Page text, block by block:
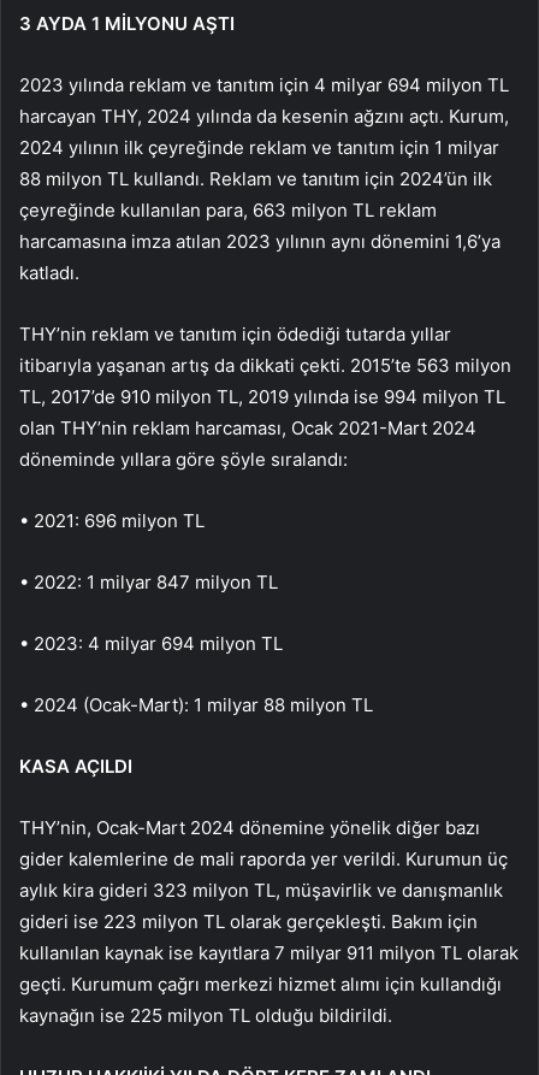
3 AYDA 1 MİLYONU AŞTI
2023 yılında reklam ve tanıtım için 4 milyar 694 milyon TL
harcayan THY, 2024 yılında da kesenin ağzını açtı. Kurum,
2024 yılının ilk çeyreğinde reklam ve tanıtım için 1 milyar
88 milyon TL kullandı. Reklam ve tanıtım için 2024’ün ilk
çeyreğinde kullanılan para, 663 milyon TL reklam
harcamasına imza atılan 2023 yılının aynı dönemini 1,6’ya
katladı.
THY’nin reklam ve tanıtım için ödediği tutarda yıllar
itibarıyla yaşanan artış da dikkati çekti. 2015’te 563 milyon
TL, 2017’de 910 milyon TL, 2019 yılında ise 994 milyon TL
olan THY’nin reklam harcaması, Ocak 2021-Mart 2024
döneminde yıllara göre şöyle sıralandı:
• 2021: 696 milyon TL
• 2022: 1 milyar 847 milyon TL
• 2023: 4 milyar 694 milyon TL
• 2024 (Ocak-Mart): 1 milyar 88 milyon TL
KASA AÇILDI
THY’nin, Ocak-Mart 2024 dönemine yönelik diğer bazı
gider kalemlerine de mali raporda yer verildi. Kurumun üç
aylık kira gideri 323 milyon TL, müşavirlik ve danışmanlık
gideri ise 223 milyon TL olarak gerçekleşti. Bakım için
kullanılan kaynak ise kayıtlara 7 milyar 911 milyon TL olarak
geçti. Kurumum çağrı merkezi hizmet alımı için kullandığı
kaynağın ise 225 milyon TL olduğu bildirildi.